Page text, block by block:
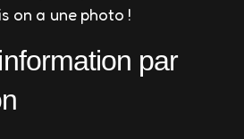
on a une photo !
par